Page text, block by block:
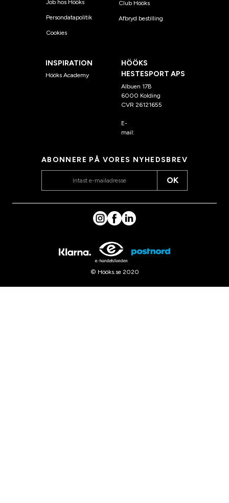
Job hos Hööks
Persondatapolitik
Cookies
Club Hööks
Afbryd bestilling
INSPIRATION
Hööks Academy
HÖÖKS
HESTESPORT APS
Albuen 17B
6000 Kolding
CVR 26121655
E-
mail:
ABONNERE PÅ VORES NYHEDSBREV
OK
© Hööks.se 2020